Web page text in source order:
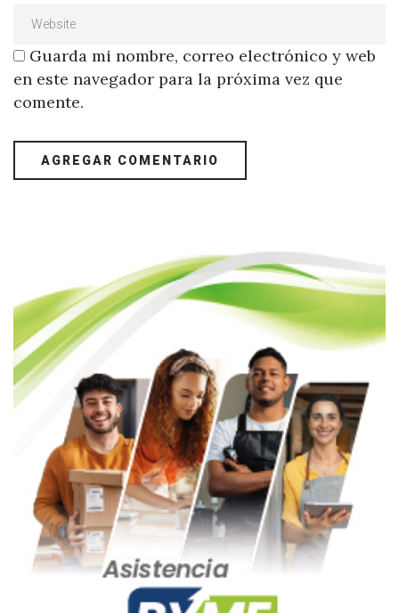
Guarda mi nombre, correo electrónico y web
en este navegador para la próxima vez que
comente.